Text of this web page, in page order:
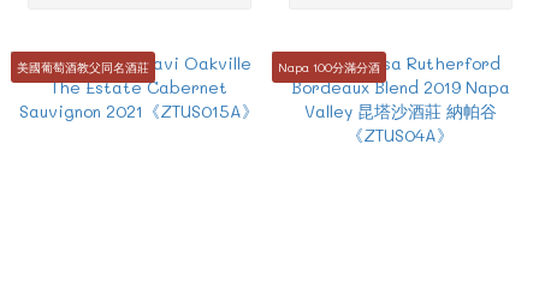
美國葡萄酒教父同名酒莊 Napa 100分滿分酒